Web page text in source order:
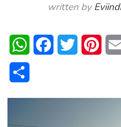
written by
WhatsAppFacebookTwitter